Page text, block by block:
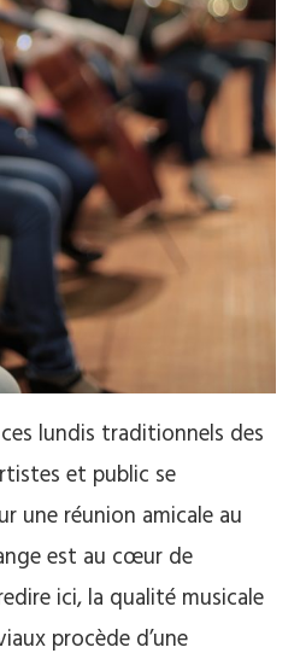
lundis traditionnels des
et public se
une réunion amicale au
est au cœur de
ici, la qualité musicale
procède d’une